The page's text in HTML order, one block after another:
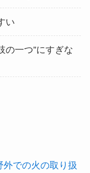
い
の一つ”にすぎな
での火の取り扱